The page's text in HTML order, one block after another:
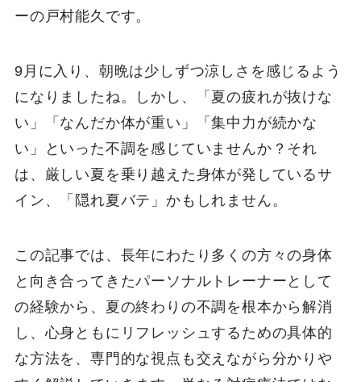
ーの戸村能久です。
9月に入り、朝晩は少しずつ涼しさを感じるよう
になりましたね。しかし、「夏の疲れが抜けな
い」「なんだか体が重い」「集中力が続かな
い」といった不調を感じていませんか？それ
は、厳しい夏を乗り越えた身体が発しているサ
イン、「隠れ夏バテ」かもしれません。
この記事では、長年にわたり多くの方々の身体
と向き合ってきたパーソナルトレーナーとして
の経験から、夏の終わりの不調を根本から解消
し、心身ともにリフレッシュするための具体的
な方法を、専門的な視点も交えながら分かりや